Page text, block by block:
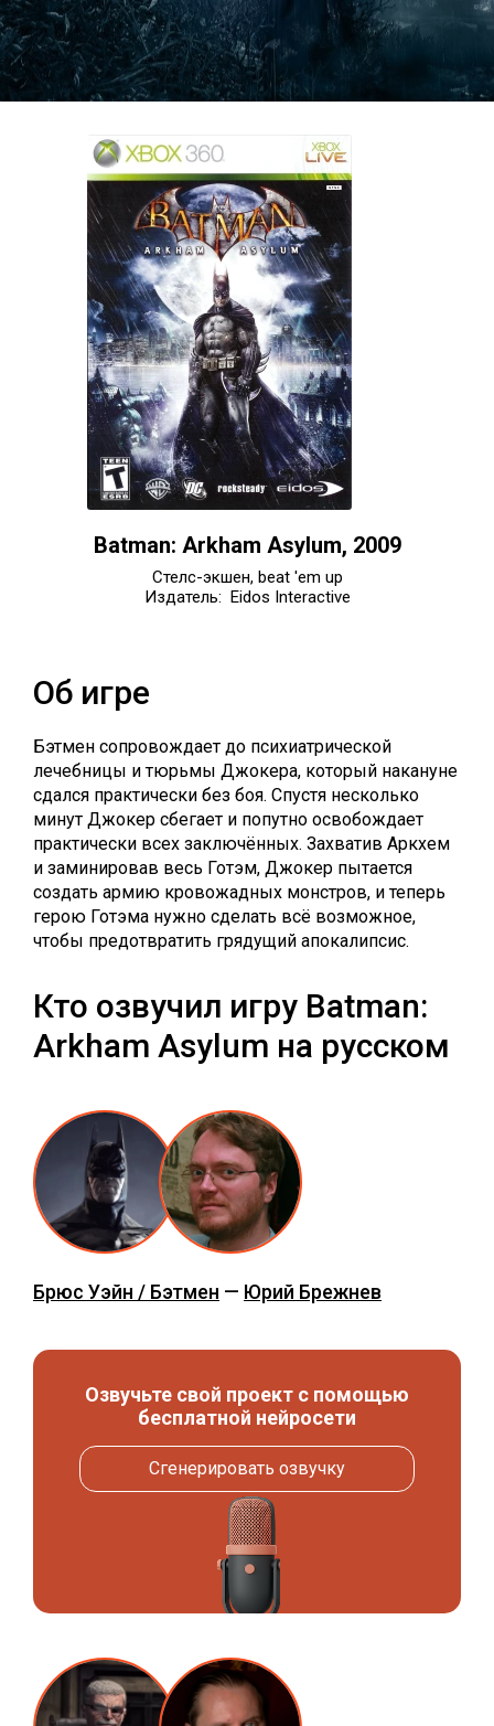
Batman: Arkham Asylum, 2009
Стелс-экшен, beat 'em up
Издатель: Eidos Interactive
Об игре
Бэтмен сопровождает до психиатрической
лечебницы и тюрьмы Джокера, который накануне
сдался практически без боя. Спустя несколько
минут Джокер сбегает и попутно освобождает
практически всех заключённых. Захватив Аркхем
и заминировав весь Готэм, Джокер пытается
создать армию кровожадных монстров, и теперь
герою Готэма нужно сделать всё возможное,
чтобы предотвратить грядущий апокалипсис.
Кто озвучил игру Batman:
Arkham Asylum на русском
Брюс Уэйн / Бэтмен — Юрий Брежнев
Озвучьте свой проект с помощью
бесплатной нейросети
Сгенерировать озвучку